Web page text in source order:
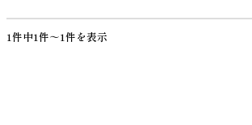
1件中1件～1件を表示